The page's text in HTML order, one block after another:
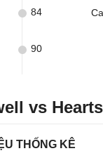
84
90
vs Hearts
THỐNG KÊ